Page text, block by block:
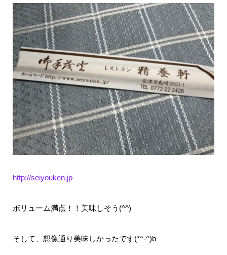
http://seiyouken.jp
ボリューム満点！！美味しそう(^^)
そして、想像通り美味しかったです(*^-^)b